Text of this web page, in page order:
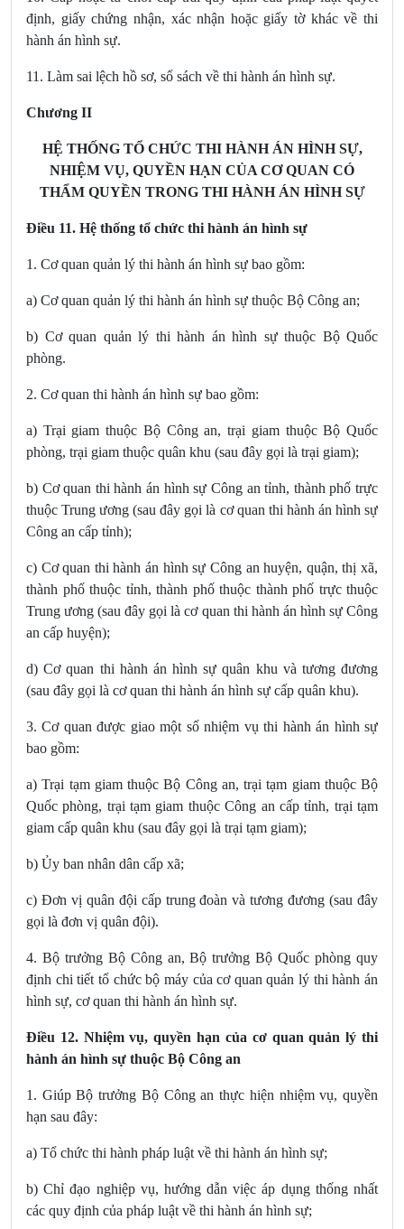
định, giấy chứng nhận, xác nhận hoặc giấy tờ khác về thi
hành án hình sự.
11. Làm sai lệch hồ sơ, sổ sách về thi hành án hình sự.
Chương II
HỆ THỐNG TỔ CHỨC THI HÀNH ÁN HÌNH SỰ,
NHIỆM VỤ, QUYỀN HẠN CỦA CƠ QUAN CÓ
THẨM QUYỀN TRONG THI HÀNH ÁN HÌNH SỰ
Điều 11. Hệ thống tổ chức thi hành án hình sự
1. Cơ quan quản lý thi hành án hình sự bao gồm:
a) Cơ quan quản lý thi hành án hình sự thuộc Bộ Công an;
b) Cơ quan quản lý thi hành án hình sự thuộc Bộ Quốc
phòng.
2. Cơ quan thi hành án hình sự bao gồm:
a) Trại giam thuộc Bộ Công an, trại giam thuộc Bộ Quốc
phòng, trại giam thuộc quân khu (sau đây gọi là trại giam);
b) Cơ quan thi hành án hình sự Công an tỉnh, thành phố trực
thuộc Trung ương (sau đây gọi là cơ quan thi hành án hình sự
Công an cấp tỉnh);
c) Cơ quan thi hành án hình sự Công an huyện, quận, thị xã,
thành phố thuộc tỉnh, thành phố thuộc thành phố trực thuộc
Trung ương (sau đây gọi là cơ quan thi hành án hình sự Công
an cấp huyện);
d) Cơ quan thi hành án hình sự quân khu và tương đương
(sau đây gọi là cơ quan thi hành án hình sự cấp quân khu).
3. Cơ quan được giao một số nhiệm vụ thi hành án hình sự
bao gồm:
a) Trại tạm giam thuộc Bộ Công an, trại tạm giam thuộc Bộ
Quốc phòng, trại tạm giam thuộc Công an cấp tỉnh, trại tạm
giam cấp quân khu (sau đây gọi là trại tạm giam);
b) Ủy ban nhân dân cấp xã;
c) Đơn vị quân đội cấp trung đoàn và tương đương (sau đây
gọi là đơn vị quân đội).
4. Bộ trưởng Bộ Công an, Bộ trưởng Bộ Quốc phòng quy
định chi tiết tổ chức bộ máy của cơ quan quản lý thi hành án
hình sự, cơ quan thi hành án hình sự.
Điều 12. Nhiệm vụ, quyền hạn của cơ quan quản lý thi
hành án hình sự thuộc Bộ Công an
1. Giúp Bộ trưởng Bộ Công an thực hiện nhiệm vụ, quyền
hạn sau đây:
a) Tổ chức thi hành pháp luật về thi hành án hình sự;
b) Chỉ đạo nghiệp vụ, hướng dẫn việc áp dụng thống nhất
các quy định của pháp luật về thi hành án hình sự;